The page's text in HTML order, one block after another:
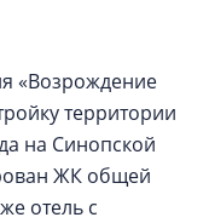
«Возрождение
территории
на Синопской
ЖК общей
отель с